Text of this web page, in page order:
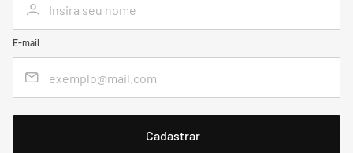
E-mail